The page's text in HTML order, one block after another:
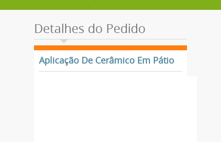
Detalhes do Pedido
Aplicação De Cerâmico Em Pátio